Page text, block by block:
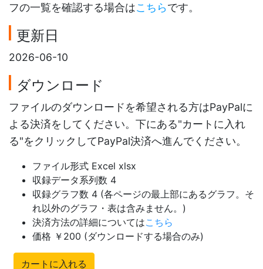
フの一覧を確認する場合はこちらです。
更新日
2026-06-10
ダウンロード
ファイルのダウンロードを希望される方はPayPalに
よる決済をしてください。下にある"カートに入れ
る"をクリックしてPayPal決済へ進んでください。
ファイル形式 Excel xlsx
収録データ系列数 4
収録グラフ数 4 (各ページの最上部にあるグラフ。そ
れ以外のグラフ・表は含みません。)
決済方法の詳細についてはこちら
価格 ￥200 (ダウンロードする場合のみ)
カートに入れる